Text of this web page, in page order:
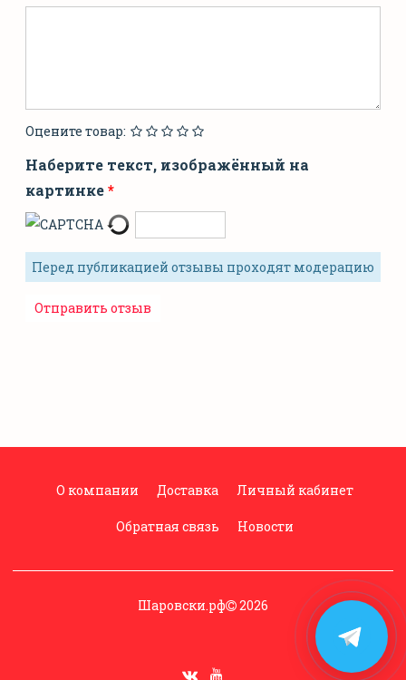
Оцените товар:
Наберите текст, изображённый на
картинке
Перед публикацией отзывы проходят модерацию
О компании Доставка Личный кабинет
Обратная связь Новости
Шаровски.рф 2026